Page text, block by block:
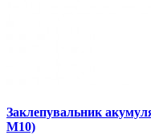
Заклепувальник
M10)